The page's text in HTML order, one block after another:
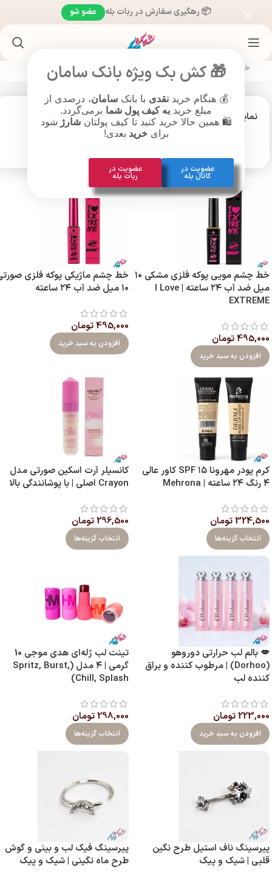
🎁 کش بک ویژه بانک سامان
💰 هنگام خریدنقدی با بانکسامان، درصدی از
مبلغ خرید به کیف پول شما برمی‌گردد.
🛍️ همین حالا خرید کنید تا کیف پولتانشارژ شود
برایخرید بعدی!
عضویت در
کانال بله
عضویت در
ربات بله
📦 رهگیری سفارش در ربات بله عضو شو
خانه محصولات براساس قیمت
نمایش 12
18
24
خط چشم مویی پوکه فلزی مشکی ۱۰
میل ضد آب ۲۴ ساعته | I Love
EXTREME
495,000تومان
افزودن به سبد خرید
خط چشم ماژیکی پوکه فلزی
۱۰ میل ضد آب ۲۴ ساعته
495,000تومان
افزودن به سبد خرید
کرم پودر مهرونا SPF ۱۵ کاور عالی
۴ رنگ ۲۴ ساعته | Mehrona
324,500تومان
انتخاب گزینه‌ها
کانسیلر آرت اسکین صورتی مدل
Crayon اصلی | با پوشانندگی بالا
296,500تومان
انتخاب گزینه‌ها
💋 بالم لب حرارتی دوروهو
(Dorhoo) | مرطوب‌ کننده و براق‌
کننده لب
223,000تومان
افزودن به سبد خرید
تینت لب ژله‌ای هدی موجی 10
گرمی | ۴ مدل (Spritz, Burst,
Chill, Splash)
298,000تومان
انتخاب گزینه‌ها
پیرسینگ ناف استیل طرح نگین
قلبی | شیک و پیک
پیرسینگ فیک لب و بینی و گوش
طرح ماه نگینی | شیک و پیک